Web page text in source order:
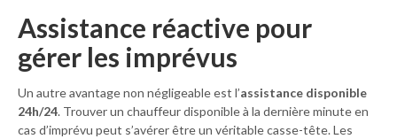
Assistance réactive pour
gérer les imprévus
Un autre avantage non négligeable est l’assistance disponible
24h/24. Trouver un chauffeur disponible à la dernière minute en
cas d’imprévu peut s’avérer être un véritable casse-tête. Les